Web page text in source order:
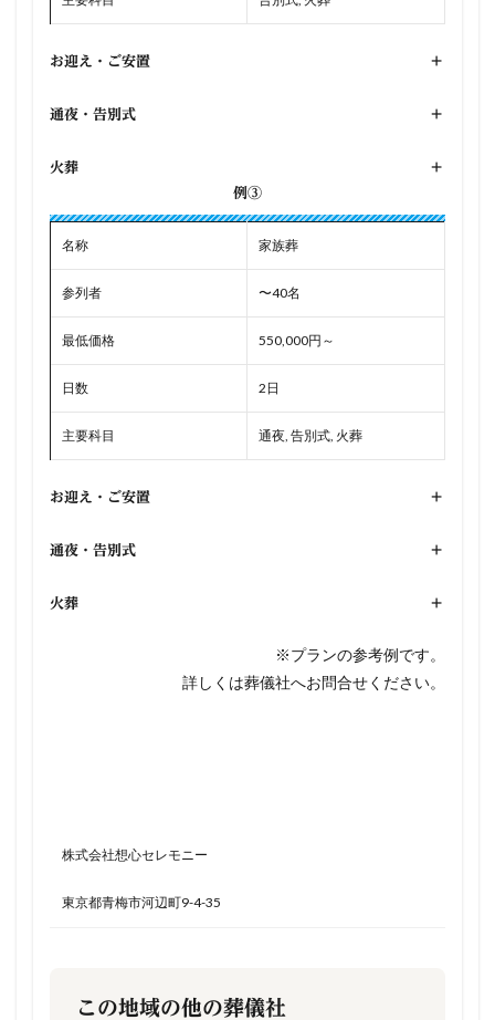
お迎え・ご安置 +
通夜・告別式 +
火葬
+
例③
名称 家族葬
参列者 〜40名
最低価格 550,000円～
日数 2日
主要科目 通夜, 告別式, 火葬
お迎え・ご安置 +
通夜・告別式 +
火葬 +
※プランの参考例です。
詳しくは葬儀社へお問合せください。
株式会社想心セレモニー
東京都青梅市河辺町9-4-35
この地域の他の葬儀社